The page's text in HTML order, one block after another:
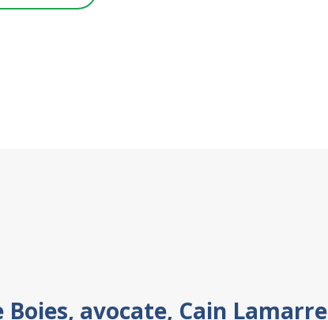
Boies, avocate, Cain Lamarre